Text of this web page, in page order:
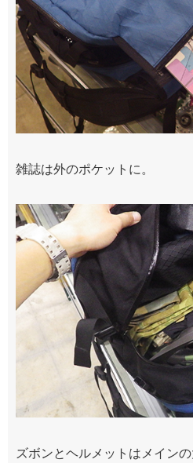
雑誌は外のポケットに。
ズボンとヘルメットはメイン